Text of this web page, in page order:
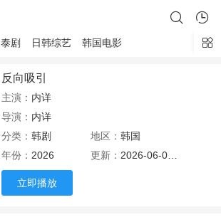
泰剧 日韩综艺 韩国电影
反向吸引
主演： 内详
导演： 内详
分类： 韩剧 地区： 韩国
年份： 2026 更新： 2026-06-06 20:15
立即播放